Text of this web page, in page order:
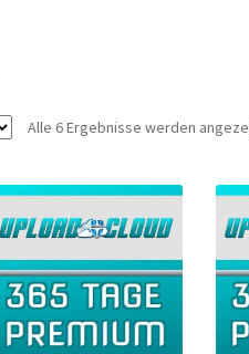
Alle 6 Ergebnisse werden